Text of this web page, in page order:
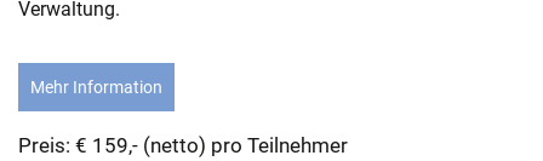
Verwaltung.
Mehr Information
Preis: € 159,- (netto) pro Teilnehmer